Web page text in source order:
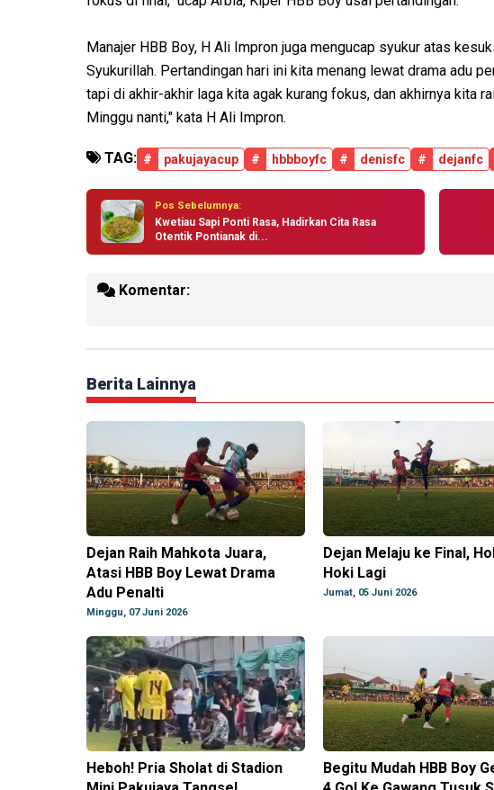
Manajer HBB Boy, H Ali Impron juga mengucap syukur atas
Syukurillah. Pertandingan hari ini kita menang lewat drama adu
tapi di akhir-akhir laga kita agak kurang fokus, dan akhirnya kita
Minggu nanti," kata H Ali Impron.
TAG: # pakujayacup # hbbboyfc # denisfc # dejanfc
Pos Sebelumnya:
Kwetiau Sapi Ponti Rasa, Hadirkan Cita Rasa
Otentik Pontianak di...
Komentar:
Berita Lainnya
Dejan Raih Mahkota Juara,
Atasi HBB Boy Lewat Drama
Adu Penalti
Minggu, 07 Juni 2026
Dejan Melaju ke Final,
Hoki Lagi
Jumat, 05 Juni 2026
Heboh! Pria Sholat di Stadion
Begitu Mudah HBB Boy